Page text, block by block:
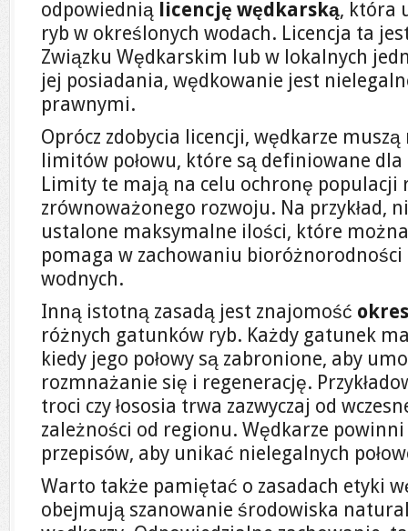
odpowiednią licencję wędkarską, która
ryb w określonych wodach. Licencja ta
Związku Wędkarskim lub w lokalnych
jej posiadania, wędkowanie jest
prawnymi.
Oprócz zdobycia licencji, wędkarze
limitów połowu, które są definiowane
Limity te mają na celu ochronę populacji
zrównoważonego rozwoju. Na przykład,
ustalone maksymalne ilości, które
pomaga w zachowaniu
wodnych.
Inną istotną zasadą jest znajomość
różnych gatunków ryb. Każdy gatunek
kiedy jego połowy są zabronione, aby
rozmnażanie się i regenerację.
troci czy łososia trwa zazwyczaj od
zależności od regionu. Wędkarze
przepisów, aby unikać nielegalnych
Warto także pamiętać o zasadach etyki
obejmują szanowanie środowiska